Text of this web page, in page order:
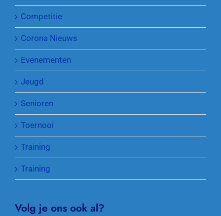
Competitie
Corona Nieuws
Evenementen
Jeugd
Senioren
Toernooi
Training
Training
Volg je ons ook al?